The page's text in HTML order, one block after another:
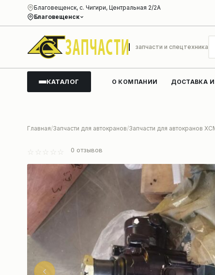
Благовещенск
Благовещенск, с. Чигири, Центральная 2/2А
запчасти и спецтехника
КАТАЛОГ О КОМПАНИИ ДОСТАВКА
Главная Запчасти для автокранов Запчасти для автокранов
0 отзывов